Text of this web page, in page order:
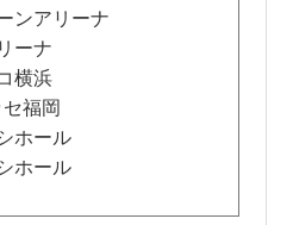
ンアリーナ
ーナ
横浜
福岡
ホール
ホール